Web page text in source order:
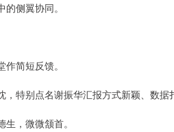
侧翼协同。
简短反馈。
特别点名谢振华汇报方式新颖、数据
，微微颔首。